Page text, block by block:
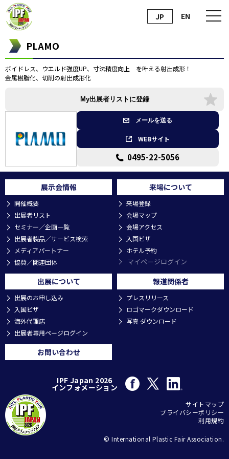
JP EN
PLAMO
ボイドレス、ウエルド強度UP、寸法精度向上 を叶える射出成形！
金属樹脂化、切削の射出成形化
My出展者リストに登録
メールを送る
WEBサイト
0495-22-5056
展示会情報
開催概要
出展者リスト
セミナー／企画一覧
出展者製品／サービス検索
メディアパートナー
協賛／関連団体
来場について
来場登録
会場マップ
会場アクセス
入国ビザ
ホテル予約
マイページログイン
出展について
出展のお申し込み
入国ビザ
海外代理店
出展者専用ページログイン
報道関係者
プレスリリース
ロゴマークダウンロード
写真 ダウンロード
お問い合わせ
IPF Japan 2026
インフォメーション
サイトマップ
プライバシーポリシー
利用規約
© International Plastic Fair Association.